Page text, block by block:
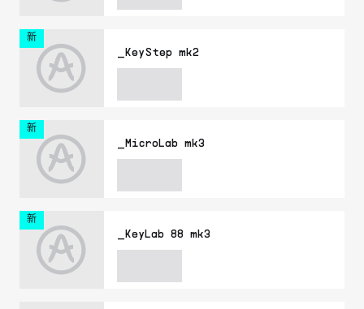
新
_KeyStep mk2
新
_MicroLab mk3
新
_KeyLab 88 mk3